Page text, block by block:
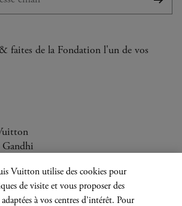
faites de la Fondation l'un de vos
de 10h à 20h
Vuitton utilise des cookies pour
de visite et vous proposer des
à vos centres d’intérêt. Pour